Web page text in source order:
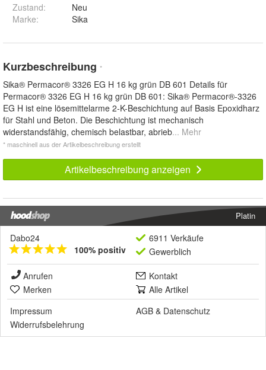
Zustand:
Neu
Marke:
Sika
Kurzbeschreibung *
Sika® Permacor® 3326 EG H 16 kg grün DB 601 Details für
Permacor® 3326 EG H 16 kg grün DB 601: Sika® Permacor®-3326
EG H ist eine lösemittelarme 2-K-Beschichtung auf Basis Epoxidharz
für Stahl und Beton. Die Beschichtung ist mechanisch
widerstandsfähig, chemisch belastbar, abrieb... Mehr
* maschinell aus der Artikelbeschreibung erstellt
Artikelbeschreibung anzeigen
Platin
Dabo24
100% positiv
6911 Verkäufe
Gewerblich
Anrufen
Kontakt
Merken
Alle Artikel
Impressum
AGB & Datenschutz
Widerrufsbelehrung